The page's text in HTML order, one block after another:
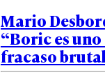
Mario
“Boric es
fracaso